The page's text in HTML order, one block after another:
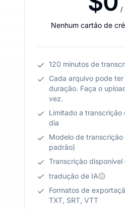
/
Nenhum cartão de
120 minutos de
Cada arquivo pode
duração. Faça o
vez.
Limitado a
dia
Modelo de
padrão)
Transcrição
tradução de IA
Formatos de
TXT, SRT, VTT